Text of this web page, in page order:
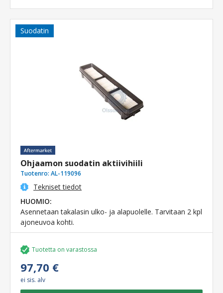
Suodatin
Ohjaamon suodatin aktiivihiili
Tuotenro: AL-119096
Tekniset tiedot
HUOMIO:
Asennetaan takalasin ulko- ja alapuolelle. Tarvitaan 2 kpl
ajoneuvoa kohti.
Tuotetta on varastossa
97,70 €
ei sis. alv